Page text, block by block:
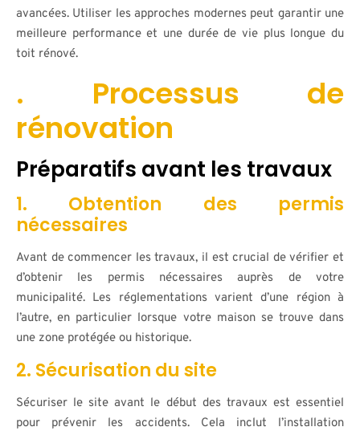
avancées. Utiliser les approches modernes peut garantir une
meilleure performance et une durée de vie plus longue du
toit rénové.
. Processus de
rénovation
Préparatifs avant les travaux
1. Obtention des permis
nécessaires
Avant de commencer les travaux, il est crucial de vérifier et
d’obtenir les permis nécessaires auprès de votre
municipalité. Les réglementations varient d’une région à
l’autre, en particulier lorsque votre maison se trouve dans
une zone protégée ou historique.
2. Sécurisation du site
Sécuriser le site avant le début des travaux est essentiel
pour prévenir les accidents. Cela inclut l’installation